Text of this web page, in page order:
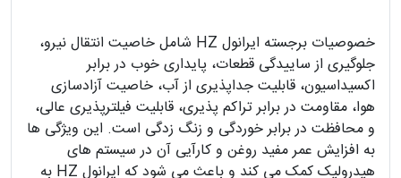
خصوصیات برجسته ایرانول HZ شامل خاصیت انتقال نیرو،
جلوگیری از ساییدگی قطعات، پایداری خوب در برابر
اکسیداسیون، قابلیت جداپذیری از آب، خاصیت آزادسازی
هوا، مقاومت در برابر تراکم پذیری، قابلیت فیلترپذیری عالی،
و محافظت در برابر خوردگی و زنگ زدگی است. این ویژگی ها
به افزایش عمر مفید روغن و کارآیی آن در سیستم های
هیدرولیک کمک می کند و باعث می شود که ایرانول HZ به